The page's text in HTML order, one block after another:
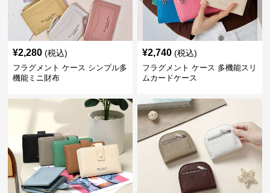
¥2,280 (税込)
フラグメント ケース シンプル多
機能ミニ財布
¥2,740 (税込)
フラグメント ケース 多機能スリ
ムカードケース